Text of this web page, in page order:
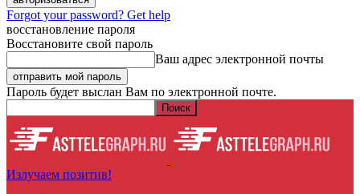
Forgot your password? Get help
восстановление пароля
Восстановите свой пароль
Ваш адрес электронной почты
Пароль будет выслан Вам по электронной почте.
Излучаем позитив!